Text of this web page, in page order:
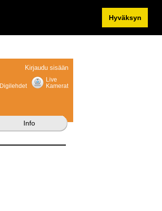
Hyväksyn
Kirjaudu sisään
Live
Kamerat
Digilehdet
Info